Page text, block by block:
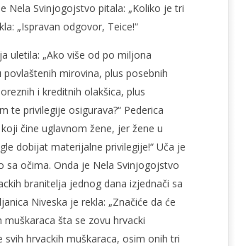
Nela Svinjogojstvo pitala: „Koliko je tri
„Ispravan odgovor, Teice!“
uletila: „Ako više od po miljona
mirovina, plus posebnih
i kreditnih olakšica, plus
te privilegije osigurava?“ Pederica
čine uglavnom žene, jer žene u
dobijat materijalne privilegije!“ Uča je
sa očima. Onda je Nela Svinjogojstvo
branitelja jednog dana izjednači sa
Niveska je rekla: „Značiće da će
šta se zovu hrvacki
hrvackih muškaraca, osim onih tri